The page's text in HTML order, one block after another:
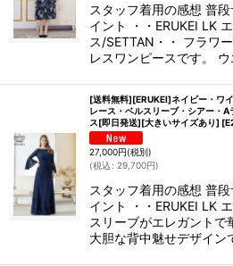
スタッフ着用の感想 普
イント ・・ERUKEI LK
ス/SETTAN・・ フラワ
レスワンピースです。
[送料無料][ERUKEI]ネイビー・ワ
レース・ベルスリーブ・シアー・
ス[即日発送][大きいサイズあり] [
27,000円(税別)
(税込 : 29,700円)
スタッフ着用の感想 普
イント ・・ERUKEI LK
スリーブがエレガントで
大胆な背中魅せデザイ